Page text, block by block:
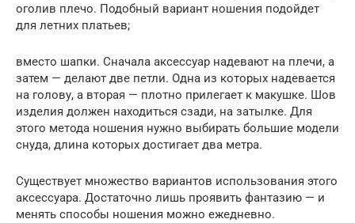
оголив плечо. Подобный вариант ношения подойдет
для летних платьев;
вместо шапки. Сначала аксессуар надевают на плечи, а
затем — делают две петли. Одна из которых надевается
на голову, а вторая — плотно прилегает к макушке. Шов
изделия должен находиться сзади, на затылке. Для
этого метода ношения нужно выбирать большие модели
снуда, длина которых достигает два метра.
Существует множество вариантов использования этого
аксессуара. Достаточно лишь проявить фантазию — и
менять способы ношения можно ежедневно.